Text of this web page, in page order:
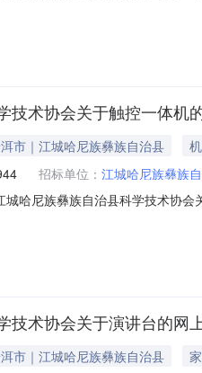
名称：江城哈尼族彝族自治县科
真：地址：
技术协会关于触控一体机
市｜江城哈尼族彝族自治县
招标单位： 江城哈尼族彝族
城哈尼族彝族自治县科学技术协
触控一体机的网上超市采购项目
技术协会关于演讲台的网
市｜江城哈尼族彝族自治县